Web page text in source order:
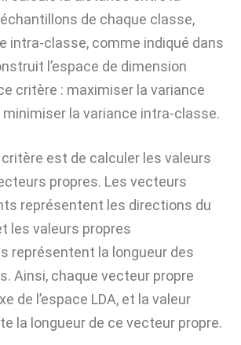
de chaque classe,
intra-classe, comme indiqué dans
l’espace de dimension
critère : maximiser la variance
la variance intra-classe.
est de calculer les valeurs
propres. Les vecteurs
représentent les directions du
les valeurs propres
représentent la longueur des
Ainsi, chaque vecteur propre
de l’espace LDA, et la valeur
la longueur de ce vecteur propre.